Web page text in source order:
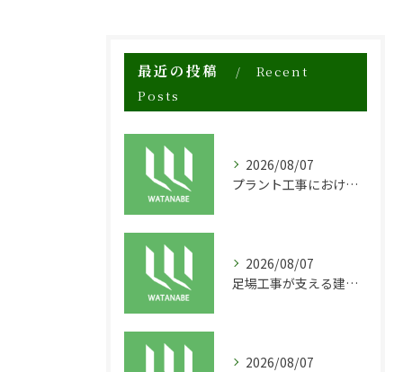
最近の投稿
Recent
Posts
2026/08/07
プラント工事における足場工事の安全対策と施工の重要性
2026/08/07
足場工事が支える建物の長寿命化と外装塗装の重要性
2026/08/07